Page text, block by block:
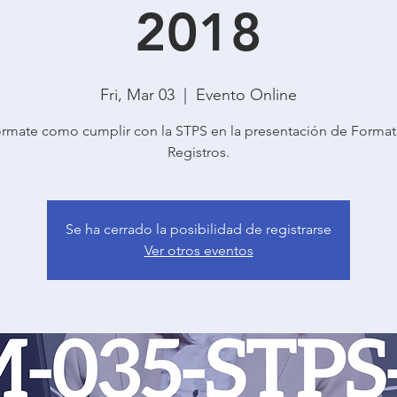
2018
Fri, Mar 03 Evento Online
como cumplir con la STPS en la presentación de
Registros.
Se ha cerrado la posibilidad de registrarse
Ver otros eventos